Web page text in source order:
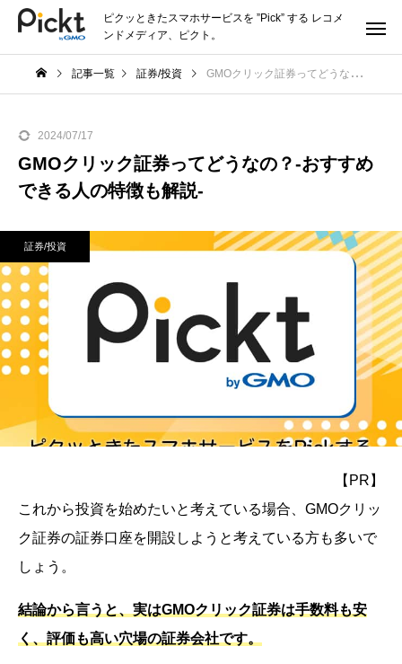
ピクッときたスマホサービスを ”Pick” する レコメ
ンドメディア、ピクト。
記事一覧 証券/投資 GMOクリック証券ってどうなの？-おすすめできる人の特徴も解説-
2024/07/17
GMOクリック証券ってどうなの？-おすすめ
できる人の特徴も解説-
証券/投資
【PR】
これから投資を始めたいと考えている場合、GMOクリッ
ク証券の証券口座を開設しようと考えている方も多いで
しょう。
結論から言うと、実はGMOクリック証券は手数料も安
く、評価も高い穴場の証券会社です。